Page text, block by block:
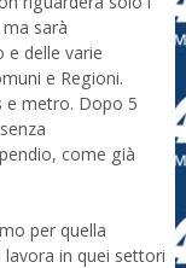
sarà
delle varie
e Regioni.
e metro. Dopo 5
come già
per quella
lavora in quei settori